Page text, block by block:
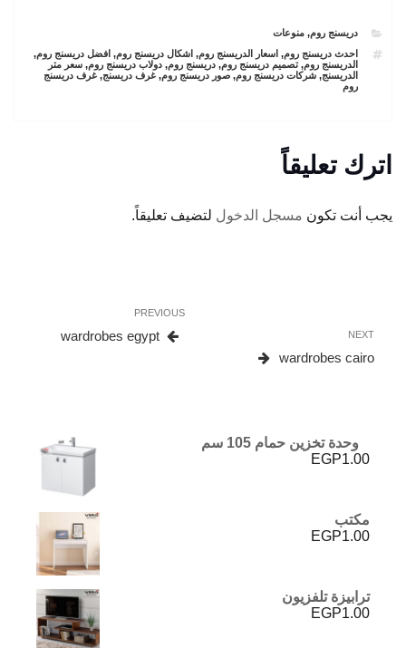
CATEGORIES
دريسنج روم,منوعات
TAGS
احدث دريسنج روم, اسعار الدريسنج روم, اشكال دريسنج روم, افضل دريسنج روم,
الدريسنج روم,تصميم دريسنج روم,دريسنج روم,دولاب دريسنج روم,سعر متر
الدريسنج,شركات دريسنج روم,صور دريسنج روم,غرف دريسنج,غرف دريسنج
روم
اترك تعليقاً
يجب أنت تكون مسجل الدخول لتضيف تعليقاً.
المقالات
Previous
Post
PREVIOUS
wardrobes egypt
Next
Post
NEXT
wardrobes cairo
وحدة تخزين حمام 105 سم
EGP1.00
مكتب
EGP1.00
ترابيزة تلفزيون
EGP1.00